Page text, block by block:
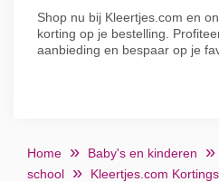
Shop nu bij Kleertjes.com en
korting op je bestelling.
aanbieding en bespaar op je
Home Baby's en kinderen
school
Kleertjes.com